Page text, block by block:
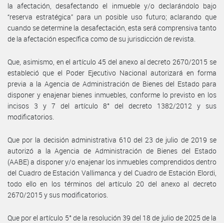
la afectación, desafectando el inmueble y/o declarándolo bajo
“reserva estratégica” para un posible uso futuro; aclarando que
cuando se determine la desafectación, esta será comprensiva tanto
de la afectación específica como de su jurisdicción de revista.
Que, asimismo, en el artículo 45 del anexo al decreto 2670/2015 se
estableció que el Poder Ejecutivo Nacional autorizará en forma
previa a la Agencia de Administración de Bienes del Estado para
disponer y enajenar bienes inmuebles, conforme lo previsto en los
incisos 3 y 7 del artículo 8° del decreto 1382/2012 y sus
modificatorios.
Que por la decisión administrativa 610 del 23 de julio de 2019 se
autorizó a la Agencia de Administración de Bienes del Estado
(AABE) a disponer y/o enajenar los inmuebles comprendidos dentro
del Cuadro de Estación Vallimanca y del Cuadro de Estación Elordi,
todo ello en los términos del artículo 20 del anexo al decreto
2670/2015 y sus modificatorios.
Que por el artículo 5° de la resolución 39 del 18 de julio de 2025 de la